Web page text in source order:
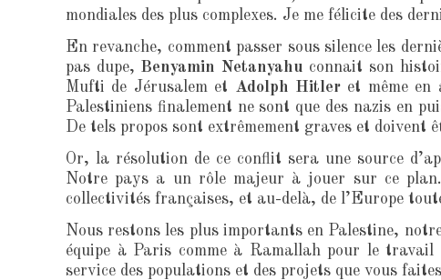
mondiales des plus complexes. Je me félicite des
En revanche, comment passer sous silence les
pas dupe, Benyamin Netanyahu connait son
Mufti de Jérusalem et Adolph Hitler et même
Palestiniens finalement ne sont que des nazis en
De tels propos sont extrêmement graves et doivent
Or, la résolution de ce conflit sera une source
Notre pays a un rôle majeur à jouer sur ce
collectivités françaises, et au-delà, de l’Europe
Nous restons les plus importants en Palestine,
équipe à Paris comme à Ramallah pour le travail
service des populations et des projets que vous